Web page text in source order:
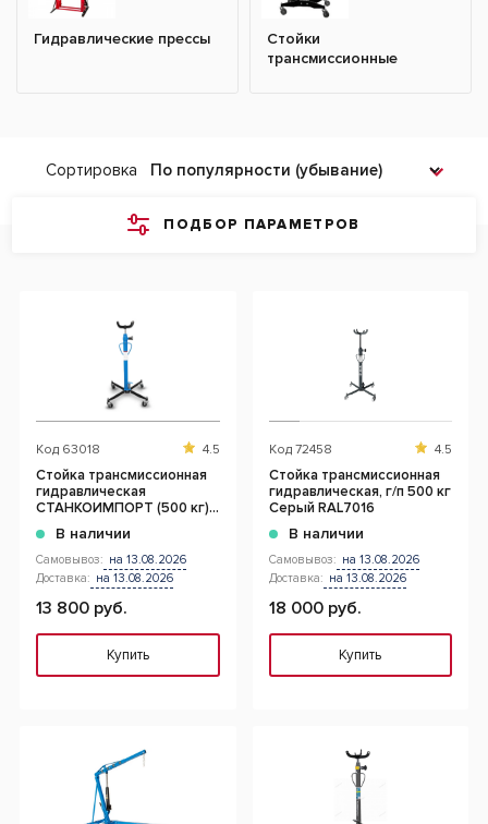
Гидравлические прессы
Стойки
трансмиссионные
ПОДБОР ПАРАМЕТРОВ
Сортировка
Код 63018 4.5
Стойка трансмиссионная
гидравлическая
СТАНКОИМПОРТ (500 кг),
В наличии
Самовывоз: на 13.08.2026
Доставка: на 13.08.2026
13 800 руб.
Купить
Код 72458 4.5
Стойка трансмиссионная
гидравлическая, г/п 500 кг
Серый RAL7016
В наличии
Самовывоз: на 13.08.2026
Доставка: на 13.08.2026
18 000 руб.
Купить